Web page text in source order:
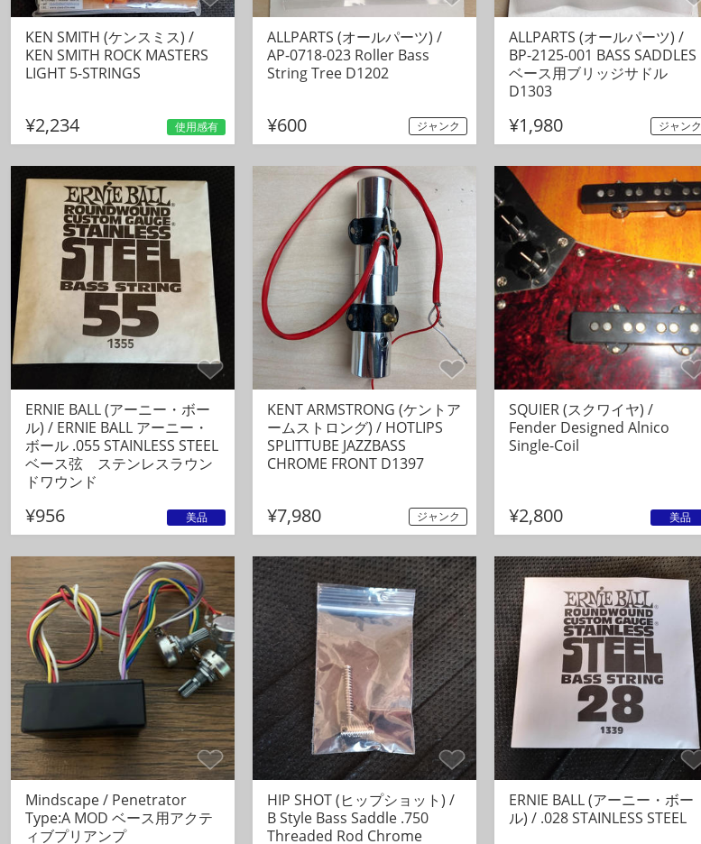
左側
■赤：VIN ⇨電池のプラスと接続
■黒：GND ⇨GNDと接続（ステレオジャックのチップ）
■黄：INPUT ⇨Volumeの出力と接続
■茶：Low1 ⇨Lowの1pinと接続
■赤：Low2 ⇨Lowの2pinと接続
■橙：Low3 ⇨Lowの3pinと接続
■黄：Mid1 ⇨Midの1pinと接続
■緑：Mid2 ⇨Midの2pinと接続
■青：Mid3 ⇨Midの3pinと接続
■紫：High1 ⇨Highの1pinと接続
■灰：High2 ⇨Highの2pinと接続
■白：High3 ⇨Highの3pinと接続
#ベース
#プリアンプ
#ベースプリアンプ
#アクティブベース
KEN SMITH (ケンスミス) /
KEN SMITH ROCK MASTERS
LIGHT 5-STRINGS
¥2,234 使用感有
ALLPARTS (オールパーツ) /
AP-0718-023 Roller Bass
String Tree D1202
¥600 ジャンク
ALLPARTS (オールパーツ) /
BP-2125-001 BASS SADDLES
ベース用ブリッジサドル
D1303
¥1,980 ジャンク
ERNIE BALL (アーニー・ボー
ル) / ERNIE BALL アーニー・
ボール .055 STAINLESS STEEL
ベース弦 ステンレスラウン
ドワウンド
¥956 美品
KENT ARMSTRONG (ケントア
ームストロング) / HOTLIPS
SPLITTUBE JAZZBASS
CHROME FRONT D1397
¥7,980 ジャンク
SQUIER (スクワイヤ) /
Fender Designed Alnico
Single-Coil
¥2,800 美品
Mindscape / Penetrator
Type:A MOD ベース用アクテ
ィブプリアンプ
HIP SHOT (ヒップショット) /
B Style Bass Saddle .750
Threaded Rod Chrome
ERNIE BALL (アーニー・ボー
ル) / .028 STAINLESS STEEL